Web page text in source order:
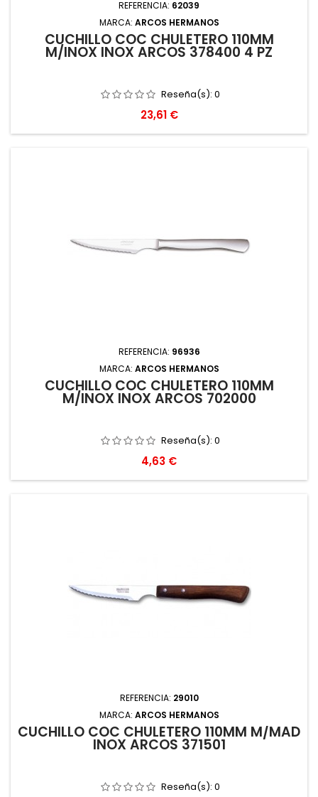
REFERENCIA: 62039
MARCA: ARCOS HERMANOS
CUCHILLO COC CHULETERO 110MM
M/INOX INOX ARCOS 378400 4 PZ
Reseña(s): 0
Precio
23,61 €
REFERENCIA: 96936
MARCA: ARCOS HERMANOS
CUCHILLO COC CHULETERO 110MM
M/INOX INOX ARCOS 702000
Reseña(s): 0
Precio
4,63 €
REFERENCIA: 29010
MARCA: ARCOS HERMANOS
CUCHILLO COC CHULETERO 110MM M/MAD
INOX ARCOS 371501
Reseña(s): 0